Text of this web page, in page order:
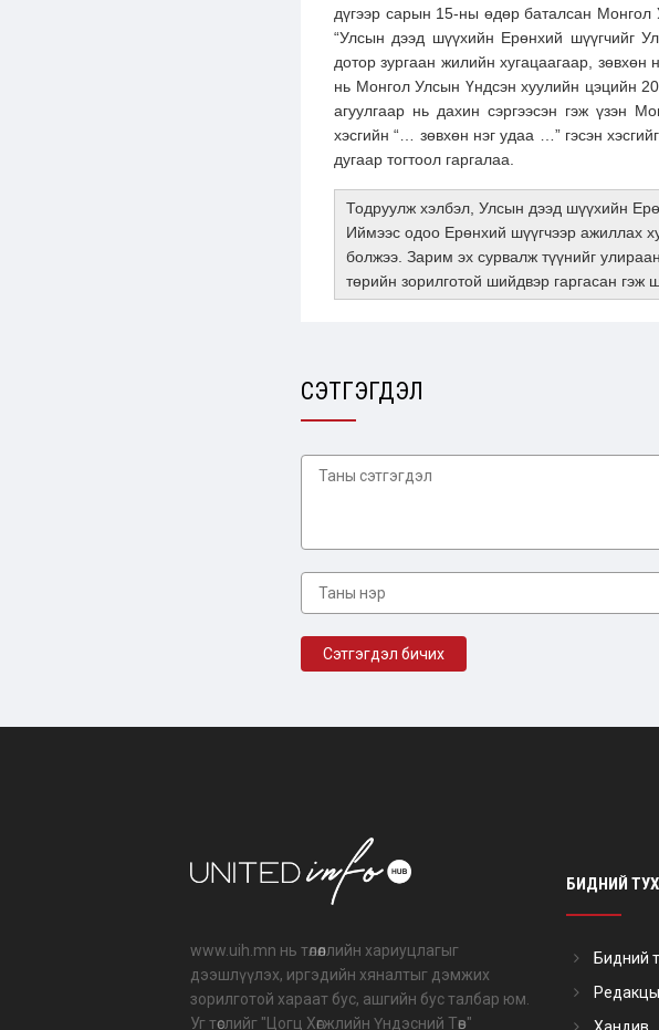
дүгээр сарын 15-ны өдөр баталсан Монгол
“Улсын дээд шүүхийн Ерөнхий шүүгчийг
дотор зургаан жилийн хугацаагаар, зөвхөн
нь Монгол Улсын Үндсэн хуулийн цэцийн
агуулгаар нь дахин сэргээсэн гэж үзэн
хэсгийн “… зөвхөн нэг удаа …” гэсэн
дугаар тогтоол гаргалаа.
Тодруулж хэлбэл, Улсын дээд шүүхийн
Иймээс одоо Ерөнхий шүүгчээр ажиллах
болжээ. Зарим эх сурвалж түүнийг
төрийн зорилготой шийдвэр гаргасан гэж
СЭТГЭГДЭЛ
www.uih.mn нь төлөөллийн хариуцлагыг
дээшлүүлэх, иргэдийн хяналтыг дэмжих
зорилготой хараат бус, ашгийн бус талбар юм.
Уг төслийг "Цогц Хөгжлийн Үндэсний Төв"
БИДНИЙ
Бидний
Хандив